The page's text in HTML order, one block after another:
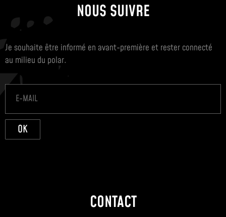
NOUS SUIVRE
Je souhaite être informé en avant-première et rester connecté
au milieu du polar.
OK
CONTACT